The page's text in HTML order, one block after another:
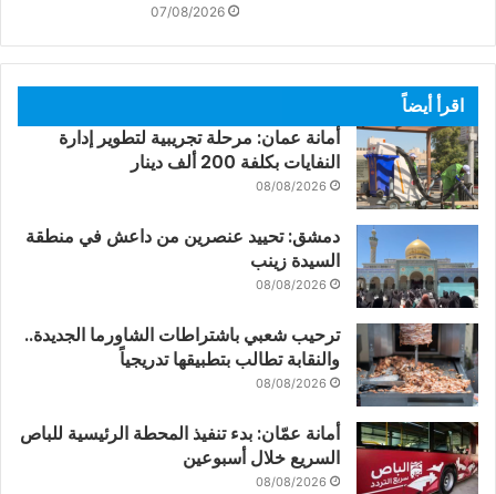
07/08/2026
اقرأ أيضاً
أمانة عمان: مرحلة تجريبية لتطوير إدارة
النفايات بكلفة 200 ألف دينار
08/08/2026
دمشق: تحييد عنصرين من داعش في منطقة
السيدة زينب
08/08/2026
ترحيب شعبي باشتراطات الشاورما الجديدة..
والنقابة تطالب بتطبيقها تدريجياً
08/08/2026
أمانة عمّان: بدء تنفيذ المحطة الرئيسية للباص
السريع خلال أسبوعين
08/08/2026